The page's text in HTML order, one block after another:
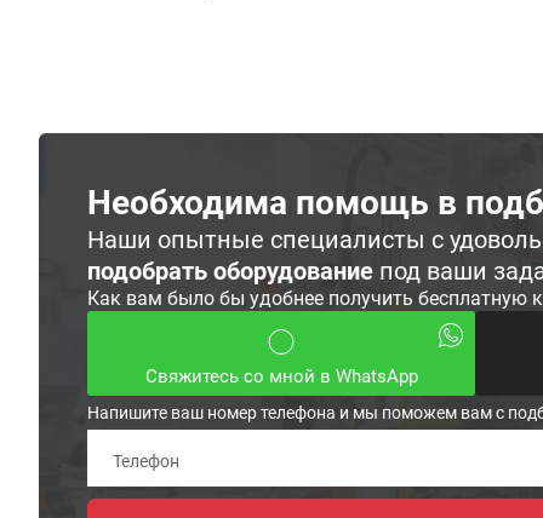
Необходима помощь в
Наши опытные специалисты с
подобрать оборудование под ваши
Как вам было бы удобнее получить бесплатную
Свяжитесь со мной в WhatsApp
Напишите ваш номер телефона и мы поможем вам с